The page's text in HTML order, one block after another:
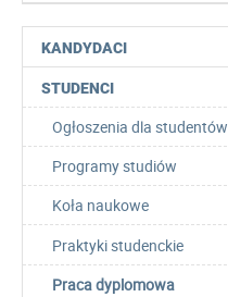
KANDYDACI
STUDENCI
Ogłoszenia dla studentów
Programy studiów
Koła naukowe
Praktyki studenckie
Praca dyplomowa